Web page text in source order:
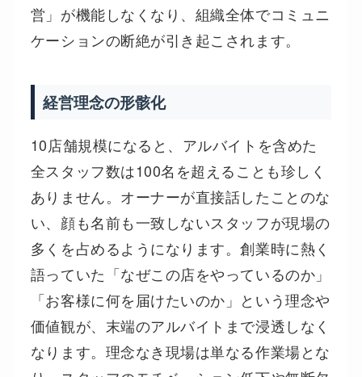
営」が機能しなくなり、組織全体でコミュニ
ケーションの断絶が引き起こされます。
経営理念の形骸化
10店舗規模になると、アルバイトを含めた
全スタッフ数は100名を超えることも珍しく
ありません。オーナーが直接話したことのな
い、顔も名前も一致しないスタッフが現場の
多くを占めるようになります。創業時に熱く
語っていた「なぜこの店をやっているのか」
「お客様に何を届けたいのか」という理念や
価値観が、末端のアルバイトまで浸透しなく
なります。理念なき現場は単なる作業場とな